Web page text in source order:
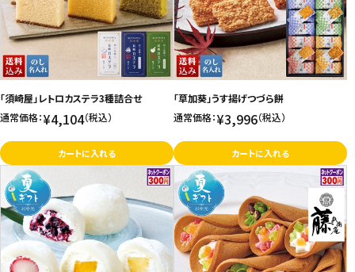
「須崎屋」レトロカステラ3種詰合せ
通常価格：¥4,104（税込）
カートに入れる
「草加葵」うす揚げつづら餅
通常価格：¥3,996（税込）
カートに入れる